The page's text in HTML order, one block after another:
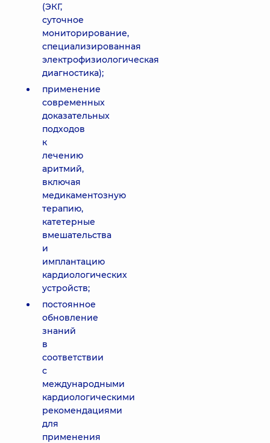
(ЭКГ,
суточное
мониторирование,
специализированная
электрофизиологическая
диагностика);
применение
современных
доказательных
подходов
к
лечению
аритмий,
включая
медикаментозную
терапию,
катетерные
вмешательства
и
имплантацию
кардиологических
устройств;
постоянное
обновление
знаний
в
соответствии
с
международными
кардиологическими
рекомендациями
для
применения